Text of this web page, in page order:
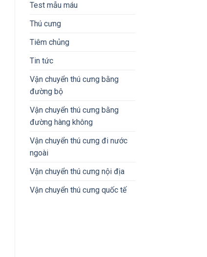
Test mẫu máu
Thú cưng
Tiêm chủng
Tin tức
Vận chuyển thú cưng bằng
đường bộ
Vận chuyển thú cưng bằng
đường hàng không
Vận chuyển thú cưng đi nước
ngoài
Vận chuyển thú cưng nội địa
Vận chuyển thú cưng quốc tế